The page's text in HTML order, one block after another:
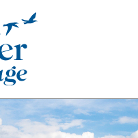
des cookies